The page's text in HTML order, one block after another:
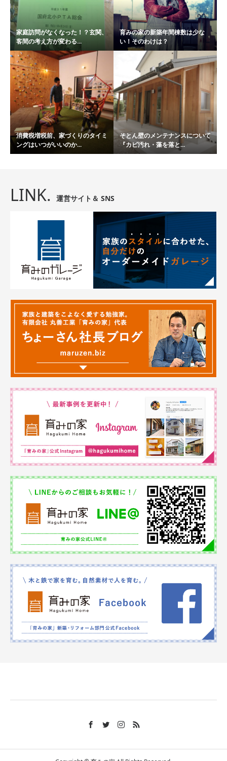
家庭訪問がなくなった！？玄関、
客間の考え方が変わる...
育みの家の新築年間棟数は少な
い！そのわけは？
消費税増税前、家づくりのタイミ
ングはいつがいいのか...
そとん壁のメンテナンスについて
『カビ汚れ・藻を落と...
LINK. 運営サイト＆ SNS